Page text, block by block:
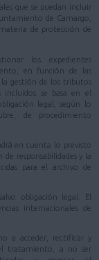
que se puedan incluir
de Camargo,
de protección de
los expedientes
en función de las
la gestión de los tributos
se basa en el
legal, según lo
de procedimiento
en cuenta lo previsto
responsabilidades y la
para el archivo de
obligación legal. El
internacionales de
a acceder, rectificar y
tratamiento, a no ser